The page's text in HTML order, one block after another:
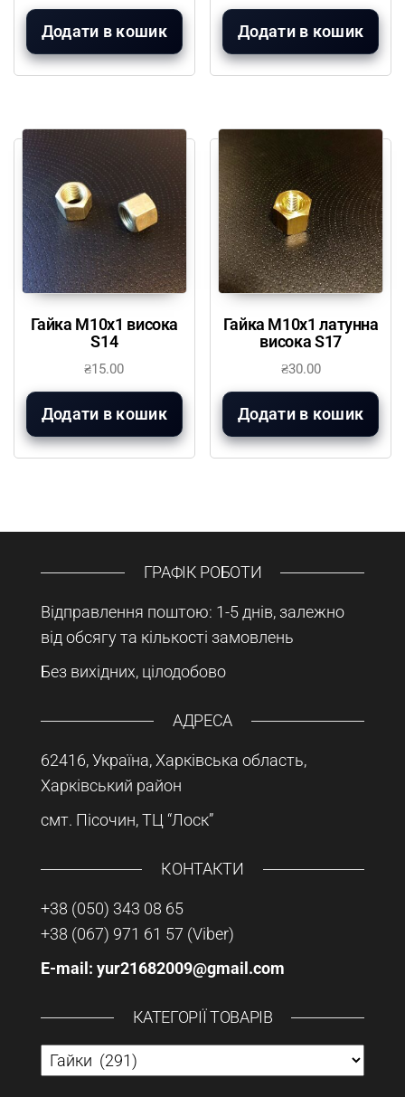
Додати в кошик Додати в кошик
Гайка М10х1 висока
S14
₴15.00
Додати в кошик
Гайка М10х1 латунна
висока S17
₴30.00
Додати в кошик
ГРАФІК РОБОТИ
Відправлення поштою: 1-5 днів, залежно
від обсягу та кількості замовлень
Без вихідних, цілодобово
АДРЕСА
62416, Україна, Харківська область,
Харківський район
смт. Пісочин, ТЦ “Лоск”
КОНТАКТИ
+38 (050) 343 08 65
+38 (067) 971 61 57 (Viber)
E-mail: yur21682009@gmail.com
КАТЕГОРІЇ ТОВАРІВ